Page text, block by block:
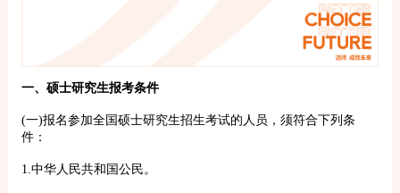
一、硕士研究生报考条件
(一)报名参加全国硕士研究生招生考试的人员，须符合下列条
件：
1.中华人民共和国公民。